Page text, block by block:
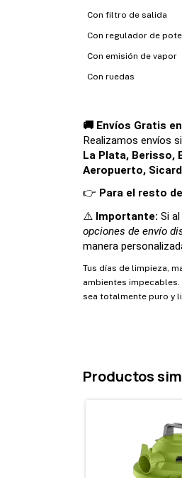
Con filtro de salida
Con regulador de
Con emisión de vapor
Con ruedas
🚚 Envíos Gratis
Realizamos envíos
La Plata, Berisso,
Aeropuerto,
👉 Para el resto
⚠️ Importante: Si
opciones de envío
manera
Tus días de limpieza,
ambientes
sea totalmente puro y
Productos